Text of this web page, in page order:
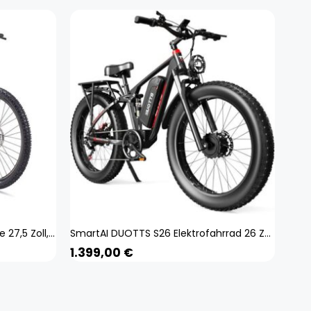
TELEFUNKEN E-Bike Mountainbike 27,5 Zoll, RH: 48 cm, 24-Gang - grau rot SmartAI DUOTTS S26 Elektrofahrrad 26 Zoll aufblasbare fette Reifen E-Bike E Mountainbike
1.399,00 €